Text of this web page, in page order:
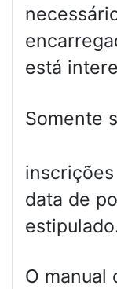
está
Somente
data de
O manual